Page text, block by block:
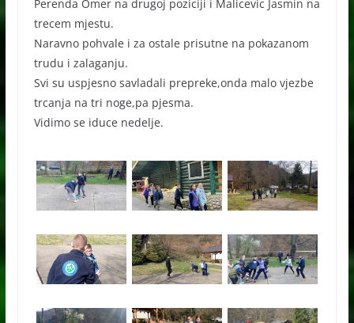
Perenda Omer na drugoj poziciji i Malicevic Jasmin na
trecem mjestu.
Naravno pohvale i za ostale prisutne na pokazanom
trudu i zalaganju.
Svi su uspjesno savladali prepreke,onda malo vjezbe
trcanja na tri noge,pa pjesma.
Vidimo se iduce nedelje.